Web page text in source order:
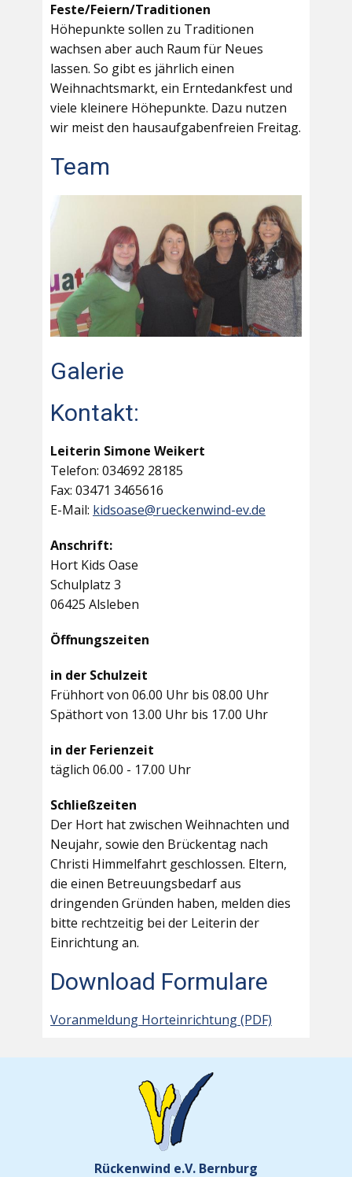
Feste/Feiern/Traditionen
Höhepunkte sollen zu Traditionen
wachsen aber auch Raum für Neues
lassen. So gibt es jährlich einen
Weihnachtsmarkt, ein Erntedankfest und
viele kleinere Höhepunkte. Dazu nutzen
wir meist den hausaufgabenfreien Freitag.
Team
Galerie
Kontakt:
Leiterin Simone Weikert
Telefon: 034692 28185
Fax: 03471 3465616
E-Mail: kidsoase@rueckenwind-ev.de
Anschrift:
Hort Kids Oase
Schulplatz 3
06425 Alsleben
Öffnungszeiten
in der Schulzeit
Frühhort von 06.00 Uhr bis 08.00 Uhr
Späthort von 13.00 Uhr bis 17.00 Uhr
in der Ferienzeit
täglich 06.00 - 17.00 Uhr
Schließzeiten
Der Hort hat zwischen Weihnachten und
Neujahr, sowie den Brückentag nach
Christi Himmelfahrt geschlossen. Eltern,
die einen Betreuungsbedarf aus
dringenden Gründen haben, melden dies
bitte rechtzeitig bei der Leiterin der
Einrichtung an.
Download Formulare
Voranmeldung Horteinrichtung (PDF)
Rückenwind e.V. Bernburg